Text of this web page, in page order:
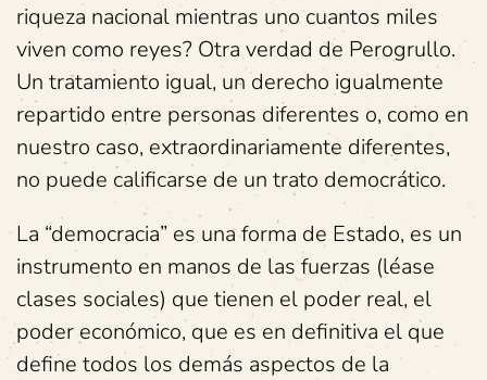
riqueza nacional mientras uno cuantos miles
viven como reyes? Otra verdad de Perogrullo.
Un tratamiento igual, un derecho igualmente
repartido entre personas diferentes o, como en
nuestro caso, extraordinariamente diferentes,
no puede calificarse de un trato democrático.
La “democracia” es una forma de Estado, es un
instrumento en manos de las fuerzas (léase
clases sociales) que tienen el poder real, el
poder económico, que es en definitiva el que
define todos los demás aspectos de la